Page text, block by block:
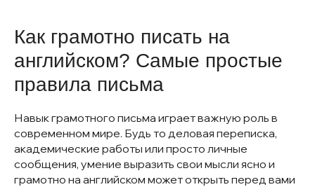
Как грамотно писать на
английском? Самые простые
правила письма
Навык грамотного письма играет важную роль в
современном мире. Будь то деловая переписка,
академические работы или просто личные
сообщения, умение выразить свои мысли ясно и
грамотно на английском может открыть перед вами